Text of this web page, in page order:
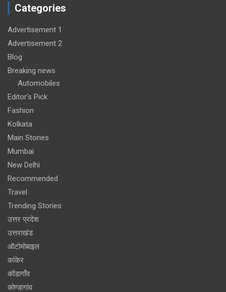
Categories
Advertisement 1
Advertisement 2
Blog
Breaking news
Automobiles
Editor's Pick
Fashion
Kolkata
Main Stories
Mumbai
New Delhi
Recommended
Travel
Trending Stories
उत्तर प्रदेश
उत्तराखंड
ऑटोमोबाइल
कांकेर
कोंडागाँव
कोण्डागांव